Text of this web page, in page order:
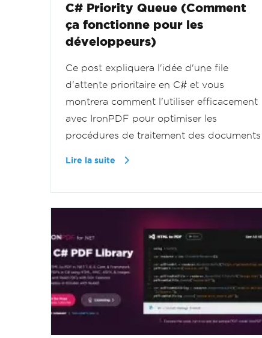
C# Priority Queue (Comment
ça fonctionne pour les
développeurs)
Ce post expliquera l'idée d'une file
d'attente prioritaire en C# et vous
montrera comment l'utiliser efficacement
avec IronPDF pour optimiser les
procédures de traitement des documents
Lire la suite